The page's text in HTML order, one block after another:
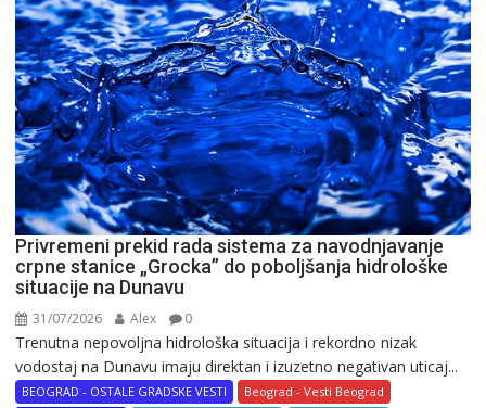
Privremeni prekid rada sistema za navodnjavanje
crpne stanice „Grocka” do poboljšanja hidrološke
situacije na Dunavu
31/07/2026 Alex 0
Trenutna nepovoljna hidrološka situacija i rekordno nizak
vodostaj na Dunavu imaju direktan i izuzetno negativan uticaj...
BEOGRAD - OSTALE GRADSKE VESTI
Beograd - Vesti Beograd